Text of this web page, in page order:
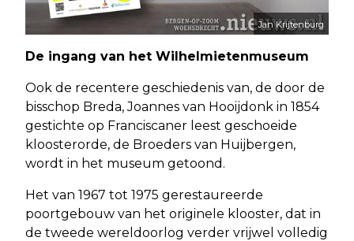
Jan Krijtenburg
De ingang van het Wilhelmietenmuseum
Ook de recentere geschiedenis van, de door de
bisschop Breda, Joannes van Hooijdonk in 1854
gestichte op Franciscaner leest geschoeide
kloosterorde, de Broeders van Huijbergen,
wordt in het museum getoond.
Het van 1967 tot 1975 gerestaureerde
poortgebouw van het originele klooster, dat in
de tweede wereldoorlog verder vrijwel volledig